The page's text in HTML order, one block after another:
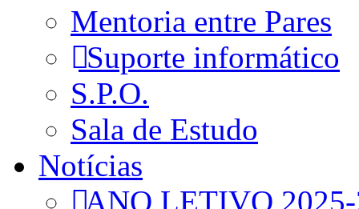
Mentoria entre Pares
Suporte informático
S.P.O.
Sala de Estudo
Notícias
ANO LETIVO